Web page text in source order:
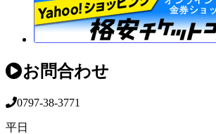
お問合わせ
0797-38-3771
平日